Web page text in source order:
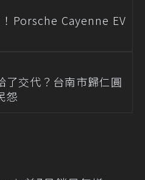
Porsche Cayenne EV
了交代？台南市歸仁圓
怨